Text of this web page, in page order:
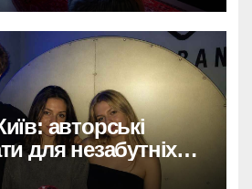
авторські
для незабутніх